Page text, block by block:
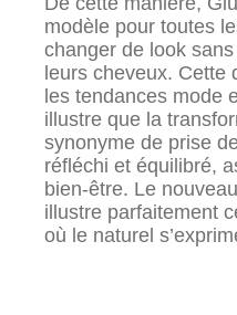
modèle pour toutes
changer de look
leurs cheveux. Cette
les tendances mode
illustre que la
synonyme de prise
réfléchi et équilibré,
bien-être. Le
illustre parfaitement
où le naturel